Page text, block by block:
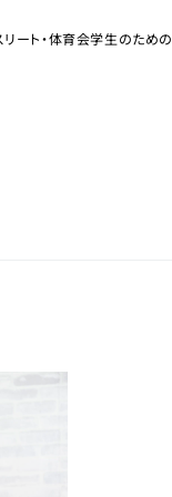
リート・体育会学生のため